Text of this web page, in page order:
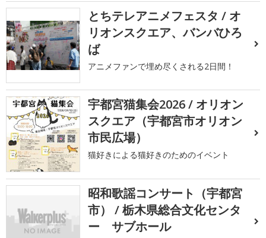
とちテレアニメフェスタ / オ
リオンスクエア、バンバひろ
ば
アニメファンで埋め尽くされる2日間！
宇都宮猫集会2026 / オリオン
スクエア（宇都宮市オリオン
市民広場）
猫好きによる猫好きのためのイベント
昭和歌謡コンサート（宇都宮
市） / 栃木県総合文化センタ
ー サブホール